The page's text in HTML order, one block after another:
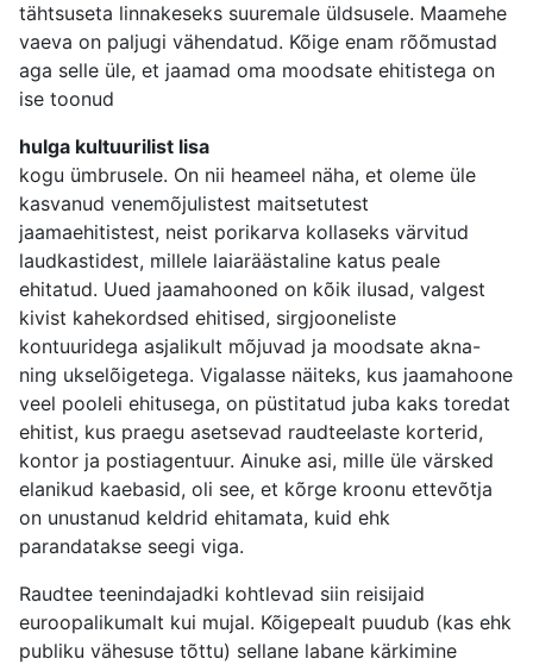
tähtsuseta linnakeseks suuremale üldsusele. Maamehe
vaeva on paljugi vähendatud. Kõige enam rõõmustad
aga selle üle, et jaamad oma moodsate ehitistega on
ise toonud
hulga kultuurilist lisa
kogu ümbrusele. On nii heameel näha, et oleme üle
kasvanud venemõjulistest maitsetutest
jaamaehitistest, neist porikarva kollaseks värvitud
laudkastidest, millele laiaräästaline katus peale
ehitatud. Uued jaamahooned on kõik ilusad, valgest
kivist kahekordsed ehitised, sirgjooneliste
kontuuridega asjalikult mõjuvad ja moodsate akna-
ning ukselõigetega. Vigalasse näiteks, kus jaamahoone
veel pooleli ehitusega, on püstitatud juba kaks toredat
ehitist, kus praegu asetsevad raudteelaste korterid,
kontor ja postiagentuur. Ainuke asi, mille üle värsked
elanikud kaebasid, oli see, et kõrge kroonu ettevõtja
on unustanud keldrid ehitamata, kuid ehk
parandatakse seegi viga.
Raudtee teenindajadki kohtlevad siin reisijaid
euroopalikumalt kui mujal. Kõigepealt puudub (kas ehk
publiku vähesuse tõttu) sellane labane kärkimine